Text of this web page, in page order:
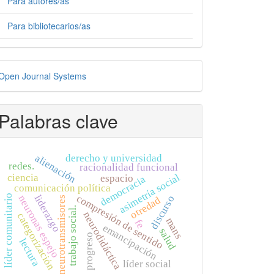
Para bibliotecarios/as
Journal Systems
clave
compresión de sentido
comunicación política asimetría social
neurodidáctica
neurotransmisores
neuronas espejo
alienación
emancipación
otredad
racionalidad funcional
democracia
progreso
categorización discurso
liderazgo
líder comunitario líder social
espacio
trabajo social.
derecho y universidad
lectura
ciencia
fe mans
redes.
salud